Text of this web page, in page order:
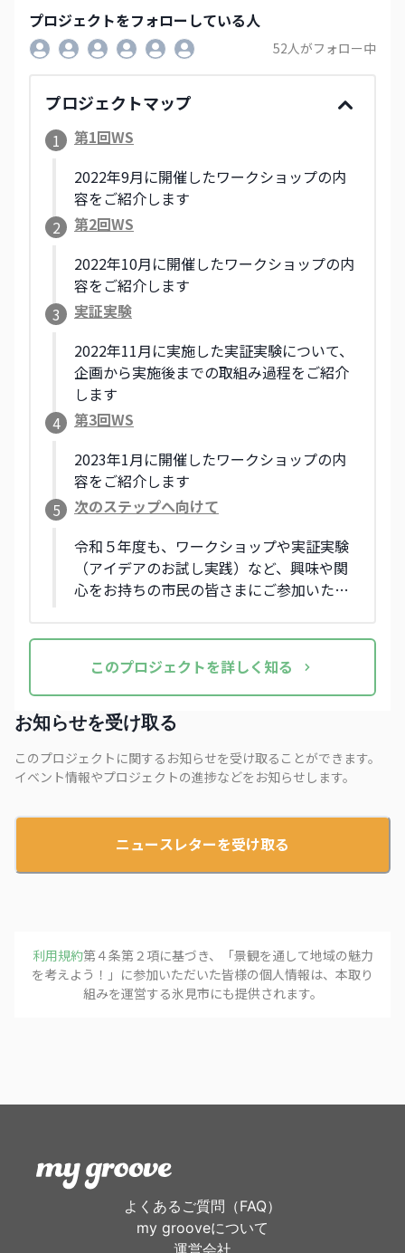
プロジェクトをフォローしている人
52人がフォロー中
プロジェクトマップ
1
第1回WS
2022年9月に開催したワークショップの内
容をご紹介します
2
第2回WS
2022年10月に開催したワークショップの内
容をご紹介します
3
実証実験
2022年11月に実施した実証実験について、
企画から実施後までの取組み過程をご紹介
します
4
第3回WS
2023年1月に開催したワークショップの内
容をご紹介します
5
次のステップへ向けて
令和５年度も、ワークショップや実証実験
（アイデアのお試し実践）など、興味や関
心をお持ちの市民の皆さまにご参加いただ
このプロジェクトを詳しく知る
お知らせを受け取る
このプロジェクトに関するお知らせを受け取ることができます。
イベント情報やプロジェクトの進捗などをお知らせします。
ニュースレターを受け取る
利用規約第４条第２項に基づき、「景観を通して地域の魅力
を考えよう！ 」に参加いただいた皆様の個人情報は、本取り
組みを運営する氷見市にも提供されます。
よくあるご質問（FAQ）
my grooveについて
運営会社